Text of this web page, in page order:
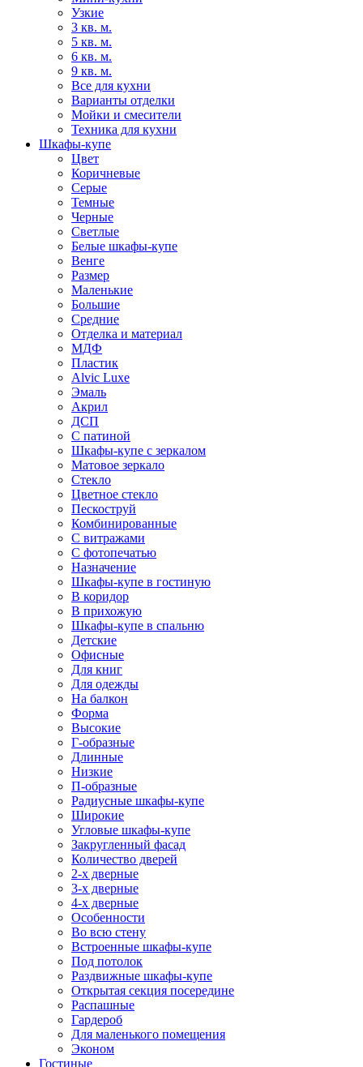
Узкие
3 кв. м.
5 кв. м.
6 кв. м.
9 кв. м.
Все для кухни
Варианты отделки
Мойки и смесители
Техника для кухни
Шкафы-купе
Цвет
Коричневые
Серые
Темные
Черные
Светлые
Белые шкафы-купе
Венге
Размер
Маленькие
Большие
Средние
Отделка и материал
МДФ
Пластик
Alvic Luxe
Эмаль
Акрил
ДСП
С патиной
Шкафы-купе с зеркалом
Матовое зеркало
Стекло
Цветное стекло
Пескоструй
Комбинированные
С витражами
С фотопечатью
Назначение
Шкафы-купе в гостиную
В коридор
В прихожую
Шкафы-купе в спальню
Детские
Офисные
Для книг
Для одежды
На балкон
Форма
Высокие
Г-образные
Длинные
Низкие
П-образные
Радиусные шкафы-купе
Широкие
Угловые шкафы-купе
Закругленный фасад
Количество дверей
2-х дверные
3-х дверные
4-х дверные
Особенности
Во всю стену
Встроенные шкафы-купе
Под потолок
Раздвижные шкафы-купе
Открытая секция посередине
Распашные
Гардероб
Для маленького помещения
Эконом
Гостиные